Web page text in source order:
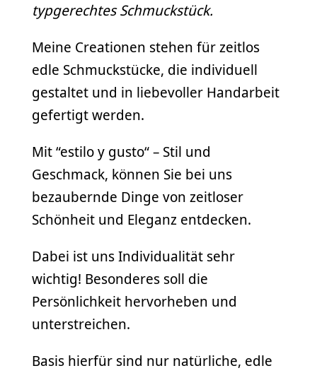
typgerechtes Schmuckstück.
Meine Creationen stehen für zeitlos
edle Schmuckstücke, die individuell
gestaltet und in liebevoller Handarbeit
gefertigt werden.
Mit “estilo y gusto“ – Stil und
Geschmack, können Sie bei uns
bezaubernde Dinge von zeitloser
Schönheit und Eleganz entdecken.
Dabei ist uns Individualität sehr
wichtig! Besonderes soll die
Persönlichkeit hervorheben und
unterstreichen.
Basis hierfür sind nur natürliche, edle